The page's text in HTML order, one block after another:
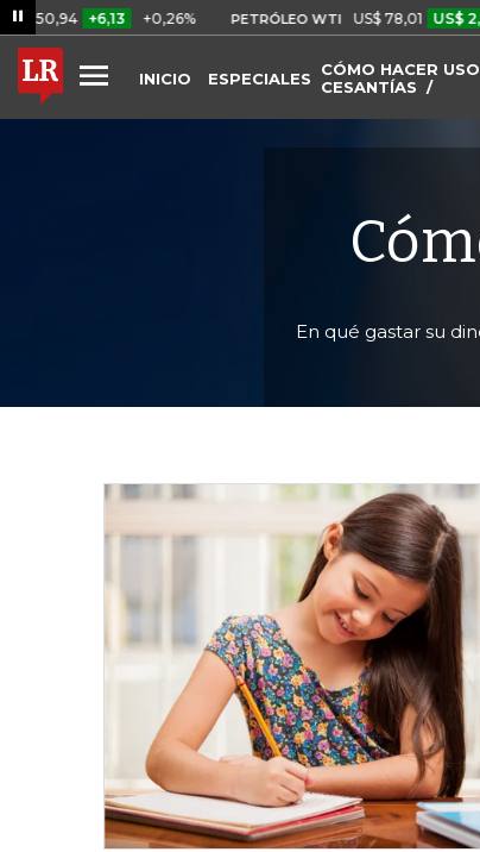
+6,13 +0,26% PETRÓLEO WTI US$ 78,01 US$ 2,92
INICIO ESPECIALES
CÓMO HACER
CESANTÍAS
En qué gastar su